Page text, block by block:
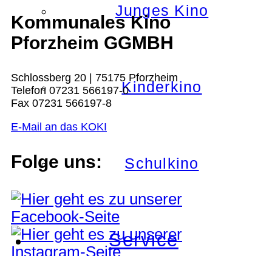
Junges Kino
Kinderkino
Schulkino
Service
Kommunales Kino
Pforzheim GGMBH
Schlossberg 20 | 75175 Pforzheim
Telefon 07231 566197-0
Fax 07231 566197-8
E-Mail an das KOKI
Folge uns: